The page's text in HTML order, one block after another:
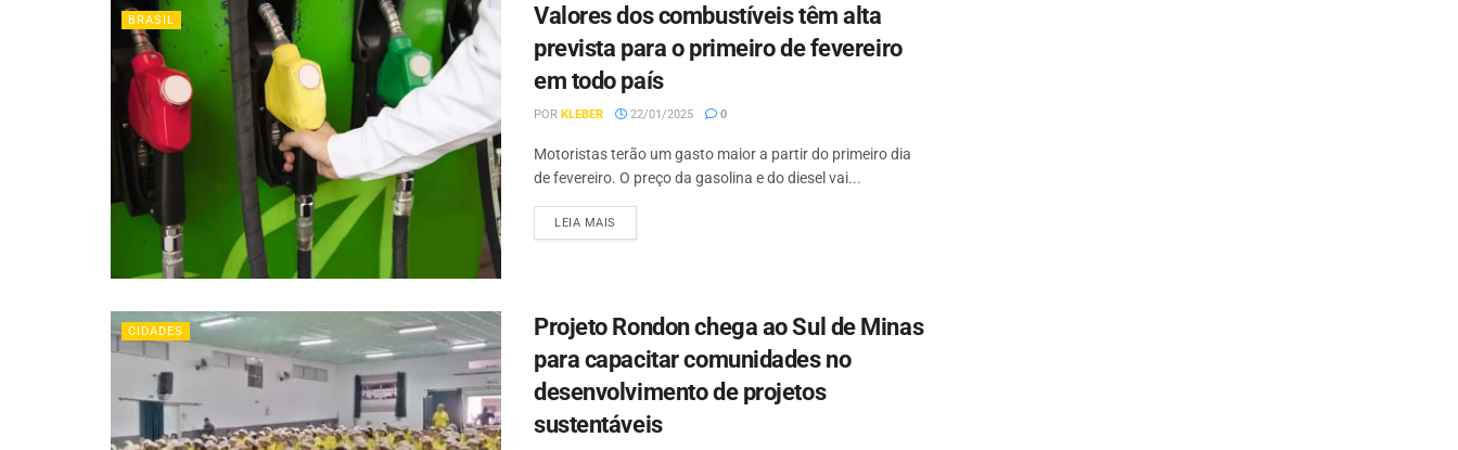
BRASIL
Valores dos combustíveis têm alta
prevista para o primeiro de fevereiro
em todo país
POR KLEBER 22/01/2025 0
Motoristas terão um gasto maior a partir do primeiro dia
de fevereiro. O preço da gasolina e do diesel vai...
LEIA MAIS
CIDADES
Projeto Rondon chega ao Sul de Minas
para capacitar comunidades no
desenvolvimento de projetos
sustentáveis